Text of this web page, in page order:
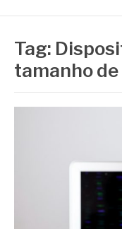
Tag:
tamanho